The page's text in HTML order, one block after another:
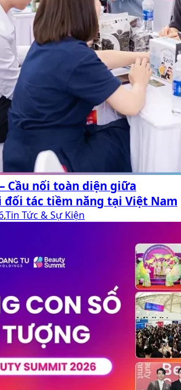
Cầu nối toàn diện giữa
tác tiềm năng tại Việt Nam
,Tin Tức & Sự Kiện